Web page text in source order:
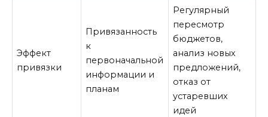
Эффект
привязки
Привязанность
к
первоначальной
информации и
планам
Регулярный
пересмотр
бюджетов,
анализ новых
предложений,
отказ от
устаревших
идей